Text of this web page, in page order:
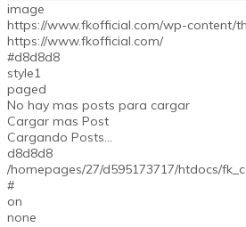
image
https://www.fkofficial.com/wp-content/
https://www.fkofficial.com/
#d8d8d8
style1
paged
No hay mas posts para cargar
Cargar mas Post
Cargando Posts...
d8d8d8
/homepages/27/d595173717/htdocs/
#
on
none